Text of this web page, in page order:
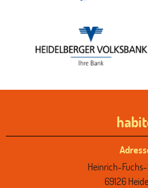
Heinrich-
69126